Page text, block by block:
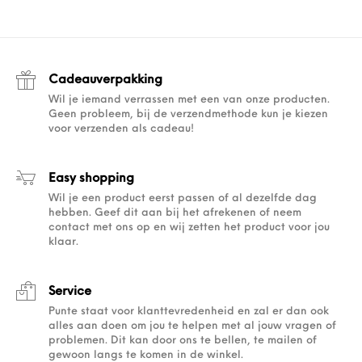
Cadeauverpakking
Wil je iemand verrassen met een van onze producten.
Geen probleem, bij de verzendmethode kun je kiezen
voor verzenden als cadeau!
Easy shopping
Wil je een product eerst passen of al dezelfde dag
hebben. Geef dit aan bij het afrekenen of neem
contact met ons op en wij zetten het product voor jou
klaar.
Service
Punte staat voor klanttevredenheid en zal er dan ook
alles aan doen om jou te helpen met al jouw vragen of
problemen. Dit kan door ons te bellen, te mailen of
gewoon langs te komen in de winkel.